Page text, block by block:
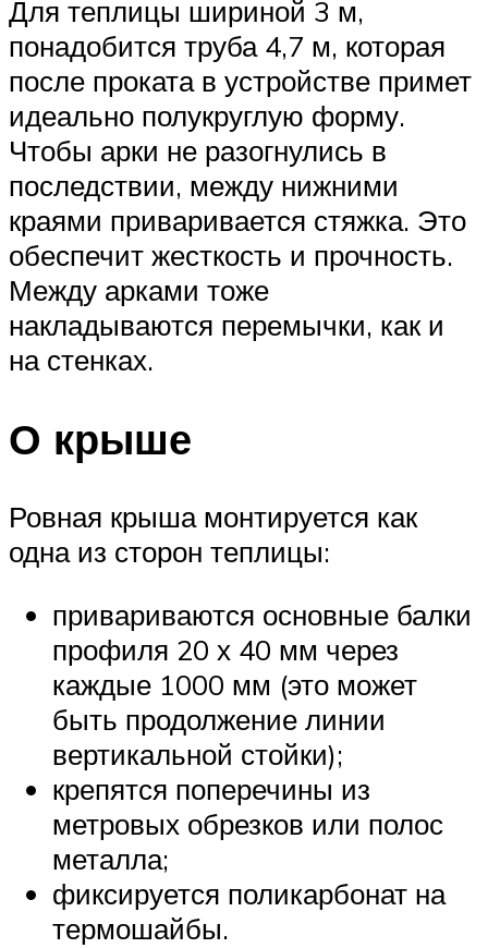
Для теплицы шириной 3 м,
понадобится труба 4,7 м, которая
после проката в устройстве примет
идеально полукруглую форму.
Чтобы арки не разогнулись в
последствии, между нижними
краями приваривается стяжка. Это
обеспечит жесткость и прочность.
Между арками тоже
накладываются перемычки, как и
на стенках.
О крыше
Ровная крыша монтируется как
одна из сторон теплицы:
привариваются основные балки
профиля 20 х 40 мм через
каждые 1000 мм (это может
быть продолжение линии
вертикальной стойки);
крепятся поперечины из
метровых обрезков или полос
металла;
фиксируется поликарбонат на
термошайбы.